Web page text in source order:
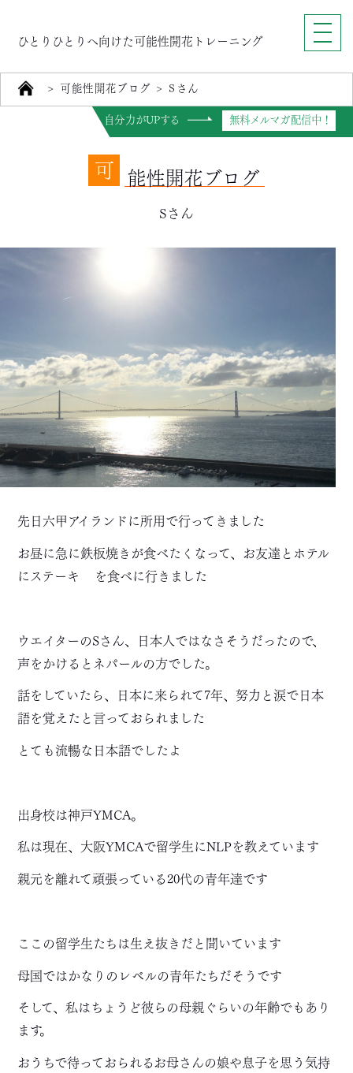
ひとりひとりへ向けた可能性開花トレーニング
> 可能性開花ブログ > Sさん
自分力がUPする
無料メルマガ配信中！
可 能性開花ブログ
Sさん
先日六甲アイランドに所用で行ってきました
お昼に急に鉄板焼きが食べたくなって、お友達とホテル
にステーキ
を食べに行きました
ウエイターのSさん、日本人ではなさそうだったので、
声をかけるとネパールの方でした。
話をしていたら、日本に来られて7年、努力と涙で日本
語を覚えたと言っておられました
とても流暢な日本語でしたよ
出身校は神戸YMCA。
私は現在、大阪YMCAで留学生にNLPを教えています
親元を離れて頑張っている20代の青年達です
ここの留学生たちは生え抜きだと聞いています
母国ではかなりのレベルの青年たちだそうです
そして、私はちょうど彼らの母親ぐらいの年齢でもあり
ます。
おうちで待っておられるお母さんの娘や息子を思う気持